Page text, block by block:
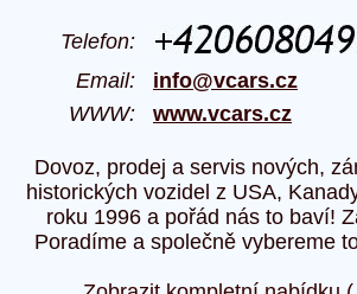
Telefon:
Email: info@vcars.cz
WWW: www.vcars.cz
Dovoz, prodej a servis nových,
historických vozidel z USA,
roku 1996 a pořád nás to baví!
Poradíme a společně vybereme